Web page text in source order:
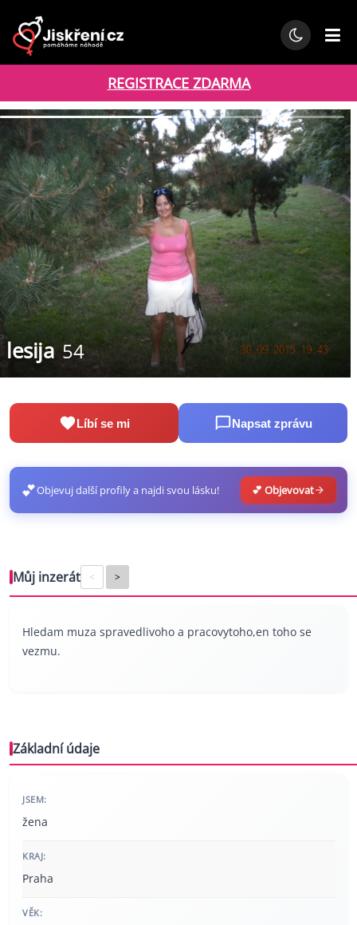
REGISTRACE ZDARMA
lesija 54
Líbí se mi Napsat zprávu
💕Objevuj další profily a najdi svou lásku! 💕 Objevovat
Můj inzerát < >
Hledam muza spravedlivoho a pracovytoho,en toho se
vezmu.
Základní údaje
JSEM:
žena
KRAJ:
Praha
VĚK: